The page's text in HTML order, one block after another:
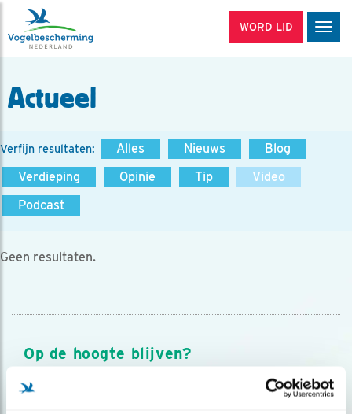
WORD LID
Actueel
Verfijn resultaten: Alles Nieuws
Blog
Verdieping
Opinie Tip
Video
Podcast
Geen resultaten.
Op de hoogte blijven?
Meld je aan en ontvang nieuws, inspiratie, acties en tips
over vogels en activiteiten van Vogelbescherming.